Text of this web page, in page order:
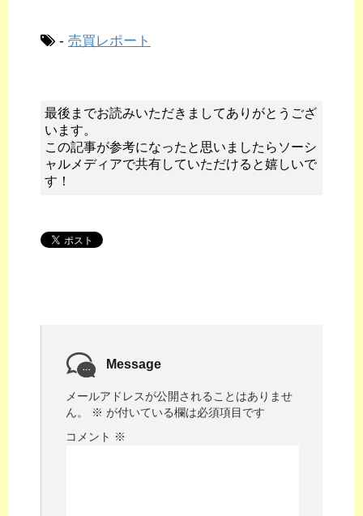
- 売買レポート
最後までお読みいただきましてありがとうござ
います。
この記事が参考になったと思いましたらソーシ
ャルメディアで共有していただけると嬉しいで
す！
Message
メールアドレスが公開されることはありませ
ん。
※ が付いている欄は必須項目です
コメント ※